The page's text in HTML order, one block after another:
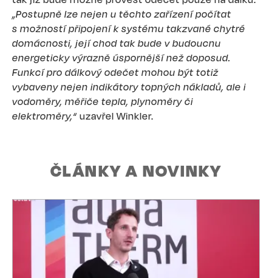
„Postupně lze nejen u těchto zařízení počítat
s možností připojení k systému takzvané chytré
domácnosti, její chod tak bude v budoucnu
energeticky výrazně úspornější než doposud.
Funkcí pro dálkový odečet mohou být totiž
vybaveny nejen indikátory topných nákladů, ale i
vodoměry, měřiče tepla, plynoměry či
elektroměry,“ uzavřel Winkler.
ČLÁNKY A NOVINKY